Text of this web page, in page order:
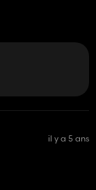
il y a 5 ans